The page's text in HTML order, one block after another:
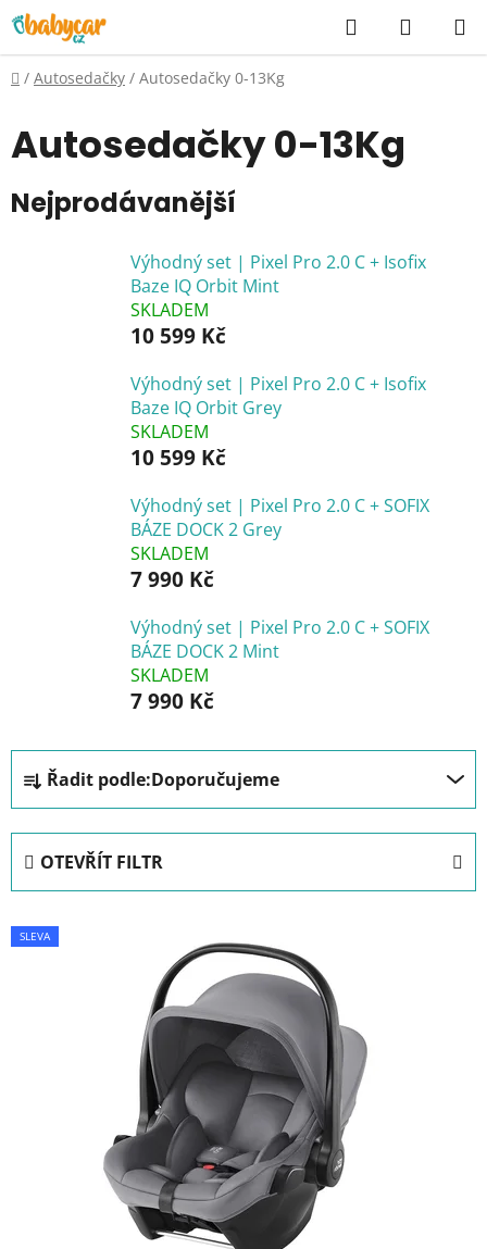
Přejít
na
obsah
Hledat
KOŠÍK
Domů
/ Autosedačky / Autosedačky 0-13Kg
Autosedačky 0-13Kg
Nejprodávanější
Výhodný set | Pixel Pro 2.0 C + Isofix
Baze IQ Orbit Mint
SKLADEM
10 599 Kč
Výhodný set | Pixel Pro 2.0 C + Isofix
Baze IQ Orbit Grey
SKLADEM
10 599 Kč
Výhodný set | Pixel Pro 2.0 C + SOFIX
BÁZE DOCK 2 Grey
SKLADEM
7 990 Kč
Výhodný set | Pixel Pro 2.0 C + SOFIX
BÁZE DOCK 2 Mint
SKLADEM
7 990 Kč
Ř
a
z
e
n
p
Řadit podle:Doporučujeme
OTEVŘÍT FILTR
V
ý
SLEVA